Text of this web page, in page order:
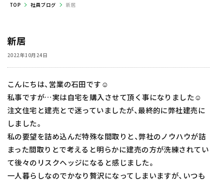
TOP 社員ブログ 新居
新居
2022年10月24日
こんにちは、営業の石田です☺️
私事ですが…実は自宅を購入させて頂く事になりました☺️
注文住宅と建売とで迷っていましたが、最終的に弊社建売に
しました。
私の要望を詰め込んだ特殊な間取りと、弊社のノウハウが詰
まった間取りとで考えると明らかに建売の方が洗練されてい
て後々のリスクヘッジになると感じました。
一人暮らしなのでかなり贅沢になってしまいますが、いつも